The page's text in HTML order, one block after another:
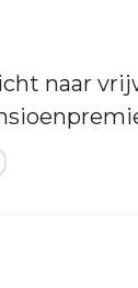
naar